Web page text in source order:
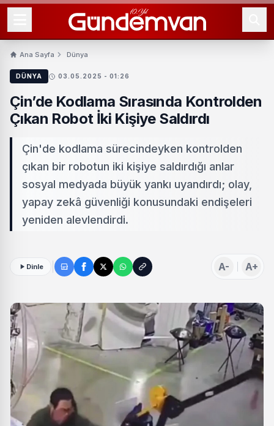
Ana Sayfa Dünya
DÜNYA 03.05.2025 - 01:26
Çin’de Kodlama Sırasında Kontrolden
Çıkan Robot İki Kişiye Saldırdı
Çin'de kodlama sürecindeyken kontrolden
çıkan bir robotun iki kişiye saldırdığı anlar
sosyal medyada büyük yankı uyandırdı; olay,
yapay zekâ güvenliği konusundaki endişeleri
yeniden alevlendirdi.
Dinle A- A+